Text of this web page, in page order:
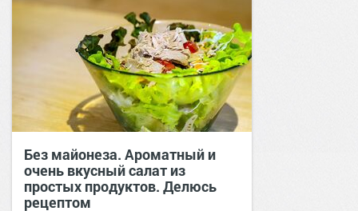
Без майонеза. Ароматный и
очень вкусный салат из
простых продуктов. Делюсь
рецептом